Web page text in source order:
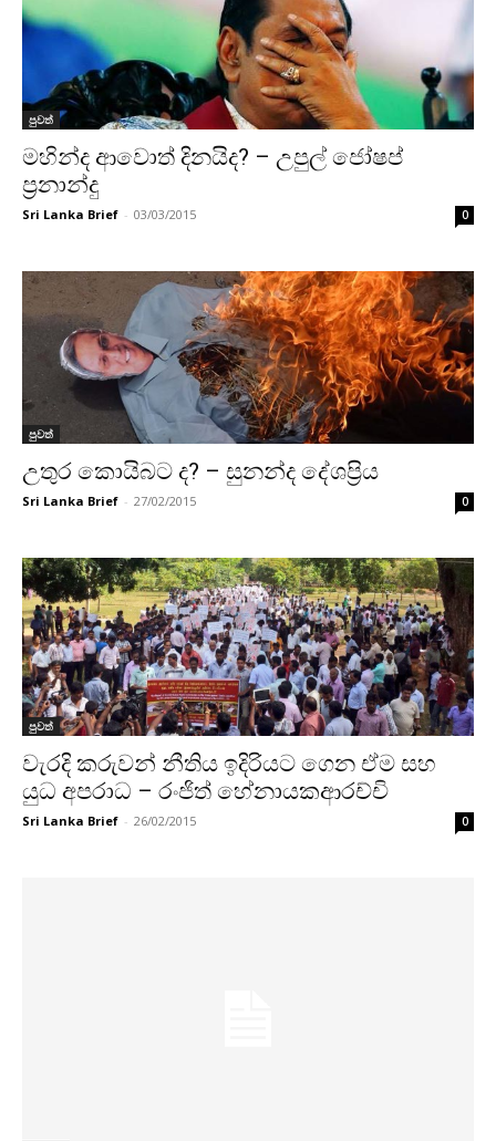
පුවත්
මහින්ද ආවොත් දිනයිද? – උපුල් ජෝෂප්
ප්‍රනාන්දු
Sri Lanka Brief - 03/03/2015 0
පුවත්
උතුර කොයිබට ද? – සුනන්ද දේශප්‍රිය
Sri Lanka Brief - 27/02/2015 0
පුවත්
වැරදි කරුවන් නීතිය ඉදිරියට ගෙන ඒම සහ
යුධ අපරාධ – රංජිත් හේනායකආරච්චි
Sri Lanka Brief - 26/02/2015 0